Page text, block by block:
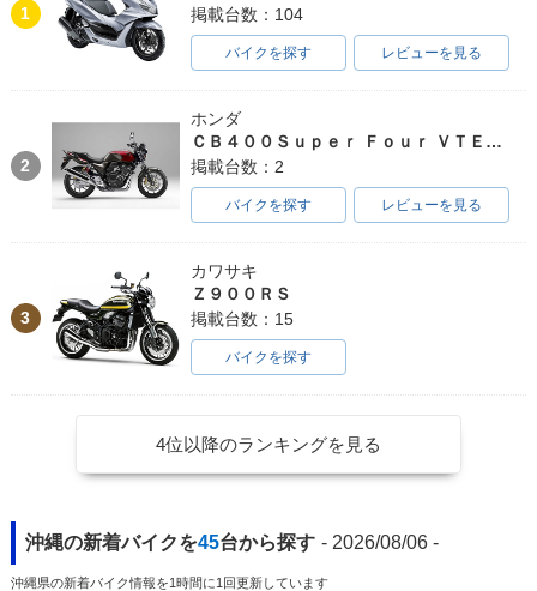
1
掲載台数：104
バイクを探す レビューを見る
2
ホンダ
ＣＢ４００Ｓｕｐｅｒ Ｆｏｕｒ ＶＴＥＣ ＳＰＥＣ３
掲載台数：2
バイクを探す レビューを見る
3
カワサキ
Ｚ９００ＲＳ
掲載台数：15
バイクを探す
4位以降のランキングを見る
沖縄の新着バイクを45台から探す - 2026/08/06 -
沖縄県の新着バイク情報を1時間に1回更新しています